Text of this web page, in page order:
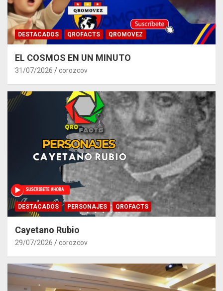
DESTACADOS QROFACTS QROMOVEZ
EL COSMOS EN UN MINUTO
31/07/2026 corozcov
DESTACADOS PERSONAJES QROFACTS
Cayetano Rubio
29/07/2026 corozcov